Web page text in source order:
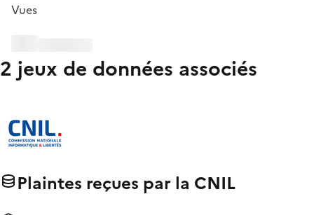
Vues
2 jeux de données associés
Plaintes reçues par la CNIL